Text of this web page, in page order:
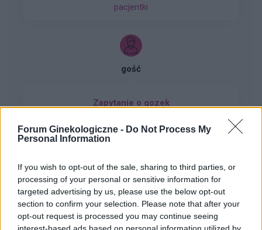
Forum Ginekologiczne - Do Not Process My
Personal Information
If you wish to opt-out of the sale, sharing to third parties, or
processing of your personal or sensitive information for
targeted advertising by us, please use the below opt-out
section to confirm your selection. Please note that after your
opt-out request is processed you may continue seeing
5dni. Cykl 28 dni. Za 2 dni powinnam dostać
niepłodne. Czy jest spora szansa na ciążę,
bardzo się stresuje
pacjentki
gość
Zapytanie o gozek
gozeek w okolicy bikini w linii gdzie są. Majtki i
czy martwić się umówić do swojego ginekologa
innego
pacjentki